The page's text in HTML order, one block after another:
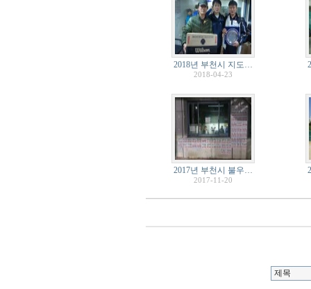
2018년 부천시 지도…
2018-04-23
2017년 부천시 불우…
2017-11-20